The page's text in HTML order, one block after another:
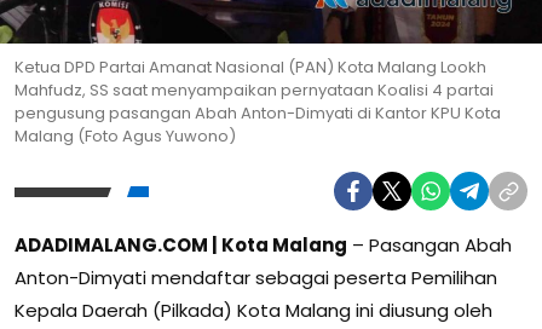
Ketua DPD Partai Amanat Nasional (PAN) Kota Malang Lookh
Mahfudz, SS saat menyampaikan pernyataan Koalisi 4 partai
pengusung pasangan Abah Anton-Dimyati di Kantor KPU Kota
Malang (Foto Agus Yuwono)
ADADIMALANG.COM | Kota Malang – Pasangan Abah
Anton-Dimyati mendaftar sebagai peserta Pemilihan
Kepala Daerah (Pilkada) Kota Malang ini diusung oleh